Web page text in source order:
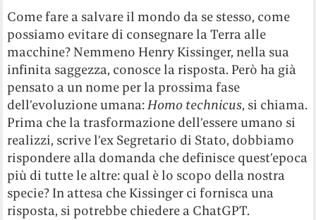
Come fare a salvare il mondo da se stesso, come
possiamo evitare di consegnare la Terra alle
macchine? Nemmeno Henry Kissinger, nella sua
infinita saggezza, conosce la risposta. Però ha già
pensato a un nome per la prossima fase
dell’evoluzione umana:Homo technicus, si chiama.
Prima che la trasformazione dell’essere umano si
realizzi, scrive l’ex Segretario di Stato, dobbiamo
rispondere alla domanda che definisce quest’epoca
più di tutte le altre: qual è lo scopo della nostra
specie? In attesa che Kissinger ci fornisca una
risposta, si potrebbe chiedere a ChatGPT.